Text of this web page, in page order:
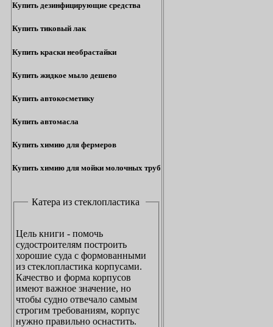
Купить дезинфицирующие средства
Купить тиковый лак
Купить краски необрастайки
Купить жидкое мыло дешево
Купить автокосметику
Купить автомасла
Купить химию для фермеров
Купить химию для мойки молочных труб
Катера из стеклопластика
Цель книги - помочь
судостроителям построить
хорошие суда с формованными
из стеклопластика корпусами.
Качество и форма корпусов
имеют важное значение, но
чтобы судно отвечало самым
строгим требованиям, корпус
нужно правильно оснастить.